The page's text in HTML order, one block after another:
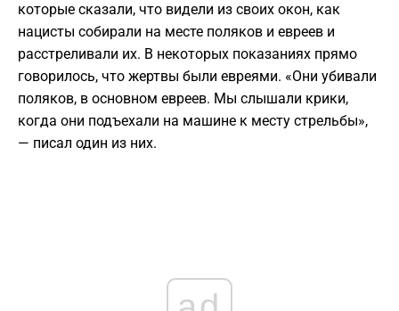
которые сказали, что видели из своих окон, как
нацисты собирали на месте поляков и евреев и
расстреливали их. В некоторых показаниях прямо
говорилось, что жертвы были евреями. «Они убивали
поляков, в основном евреев. Мы слышали крики,
когда они подъехали на машине к месту стрельбы»,
— писал один из них.